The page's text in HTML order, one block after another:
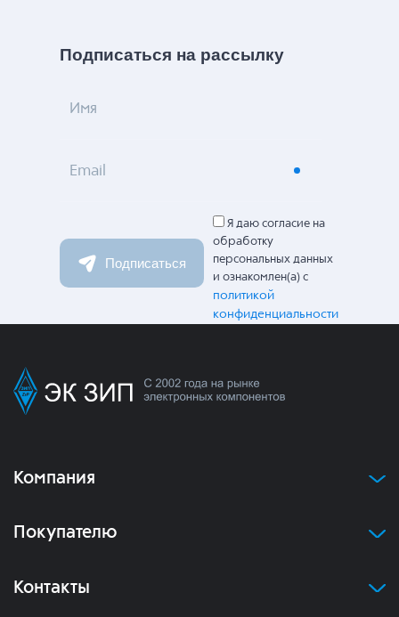
Подписаться на рассылку
Имя
Email
Подписаться
Я даю согласие на
обработку
персональных данных
и ознакомлен(а) с
политикой
конфиденциальности
Компания
Покупателю
Контакты